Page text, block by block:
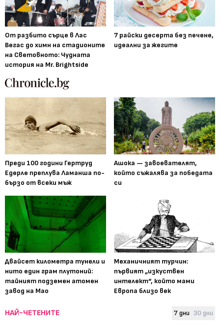
От разбито сърце в Лас
Вегас до химн на стадионите
на Световното: Чудната
история на Mr. Brightside
7 райски десерта без печене,
идеални за жегите
Преди 100 години Гертруд
Едерле преплува Ламанша по-
бързо от всеки мъж
Ашока — завоевателят,
който съжалява за победата
си
Двайсет километра тунели и
нито един грам плутоний:
тайният подземен атомен
завод на Мао
Механичният турчин:
първият „изкуствен
интелект“, който мами
Европа близо век
НАЙ-ЧЕТЕНИТЕ 7 дни 30 дни